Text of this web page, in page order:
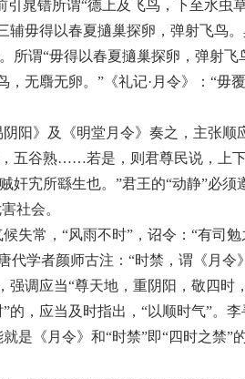
晁错所谓“德上及飞鸟，下至水虫
辅毋得以春夏擿巢探卵，弹射飞鸟
谓“毋得以春夏擿巢探卵，弹射
无麛无卵。”《礼记·月令》：“毋
阳》及《明堂月令》奏之，主张顺
五谷熟……若是，则君尊民说，上
宄所繇生也。”君王的“动静”必须
社会。
失常，“风雨不时”，诏令：“有司
代学者颜师古注：“时禁，谓《月
调应当“尊天地，重阴阳，敬四时
，应当及时指出，“以顺时气”。
是《月令》和“时禁”即“四时之禁”